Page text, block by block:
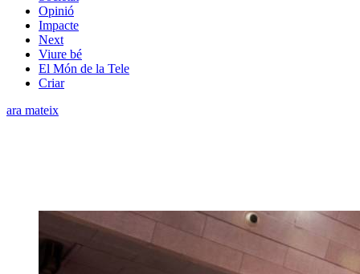
Opinió
Impacte
Next
Viure bé
El Món de la Tele
Criar
ara mateix